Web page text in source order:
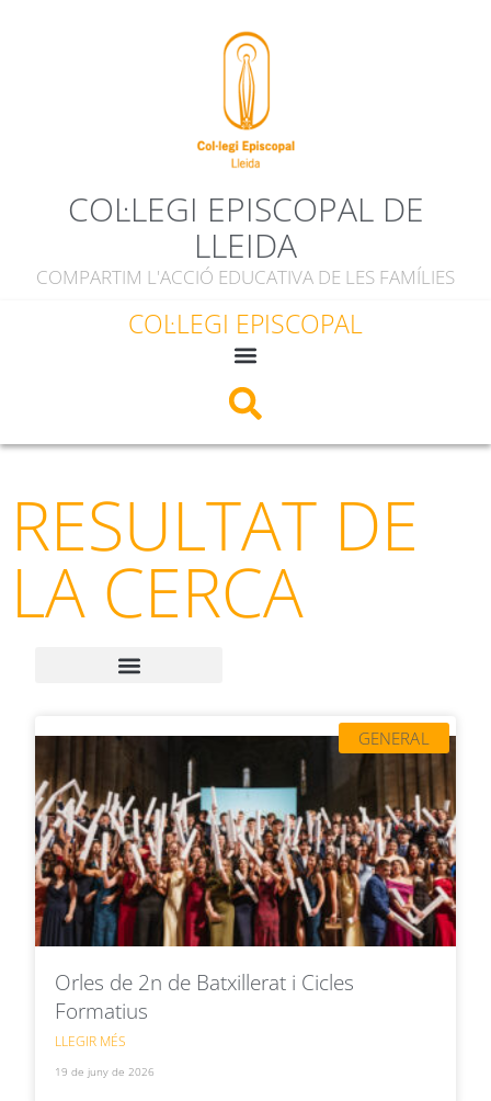
COL·LEGI EPISCOPAL DE
LLEIDA
COMPARTIM L'ACCIÓ EDUCATIVA DE LES FAMÍLIES
COL·LEGI EPISCOPAL
RESULTAT DE
LA CERCA
GENERAL
Orles de 2n de Batxillerat i Cicles
Formatius
LLEGIR MÉS
19 de juny de 2026